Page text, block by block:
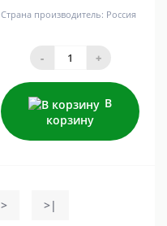
Страна производитель: Россия
- +
В
корзину
> >|